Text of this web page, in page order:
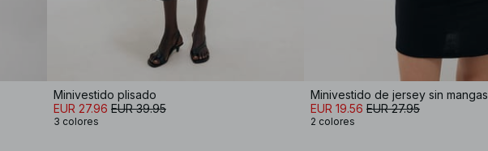
Minivestido plisado
EUR 27.96 EUR 39.95
3 colores
Minivestido de jersey sin mangas
EUR 19.56 EUR 27.95
2 colores